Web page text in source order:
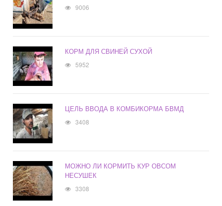
9006
КОРМ ДЛЯ СВИНЕЙ СУХОЙ
5952
ЦЕЛЬ ВВОДА В КОМБИКОРМА БВМД
3408
МОЖНО ЛИ КОРМИТЬ КУР ОВСОМ
НЕСУШЕК
3308